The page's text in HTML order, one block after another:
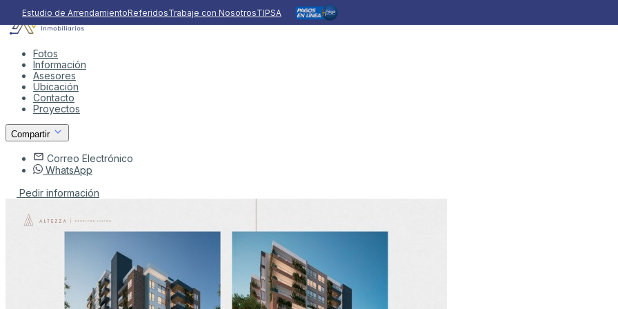
Estudio de ArrendamientoReferidosTrabaje con NosotrosTIPSA
Fotos
Información
Asesores
Ubicación
Contacto
Proyectos
Compartir
Correo Electrónico
WhatsApp
Pedir información